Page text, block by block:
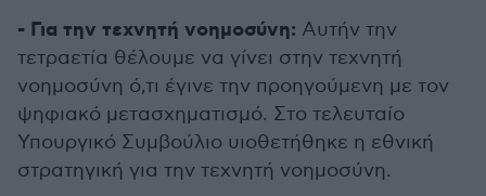
- Για την τεχνητή νοημοσύνη: Αυτήν την
τετραετία θέλουμε να γίνει στην τεχνητή
νοημοσύνη ό,τι έγινε την προηγούμενη με τον
ψηφιακό μετασχηματισμό. Στο τελευταίο
Υπουργικό Συμβούλιο υιοθετήθηκε η εθνική
στρατηγική για την τεχνητή νοημοσύνη.